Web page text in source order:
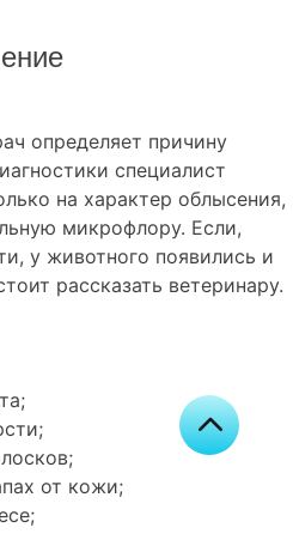
определяет причину
специалист
на характер облысения,
микрофлору. Если,
у животного появились и
рассказать ветеринару.
от кожи;